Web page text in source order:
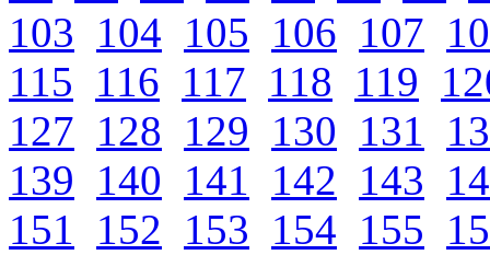
103 104 105 106 107
115 116 117 118 119
127 128 129 130 131
139 140 141 142 143
151
152 153 154 155